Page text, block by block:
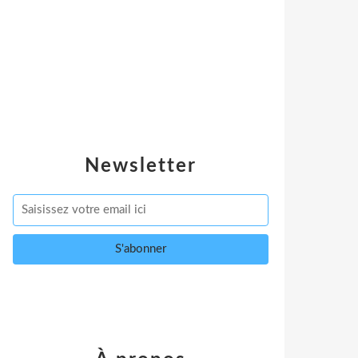
Newsletter